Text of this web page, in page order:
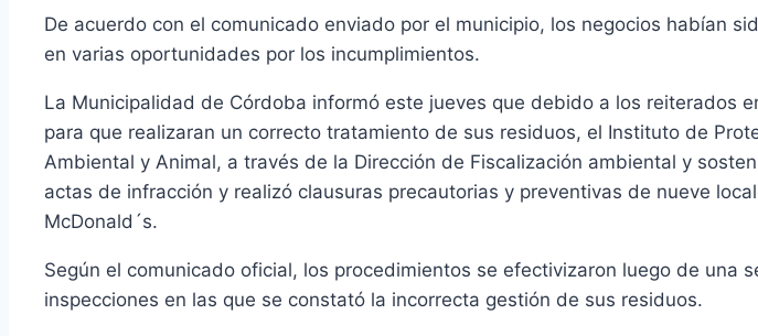
De acuerdo con el comunicado enviado por el municipio, los negocios habían
en varias oportunidades por los incumplimientos.
La Municipalidad de Córdoba informó este jueves que debido a los reiterados
para que realizaran un correcto tratamiento de sus residuos, el Instituto de
Ambiental y Animal, a través de la Dirección de Fiscalización ambiental y
actas de infracción y realizó clausuras precautorias y preventivas de nueve
McDonald´s.
Según el comunicado oficial, los procedimientos se efectivizaron luego de una
inspecciones en las que se constató la incorrecta gestión de sus residuos.